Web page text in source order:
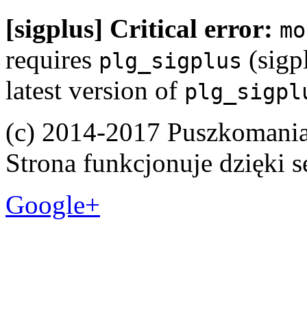
[sigplus] Critical error:
requires plg_sigplus
latest version of
(c) 2014-2017
Strona funkcjonuje dzięki
Google+